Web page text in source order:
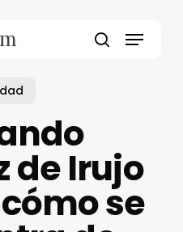
Menu
de Irujo
se